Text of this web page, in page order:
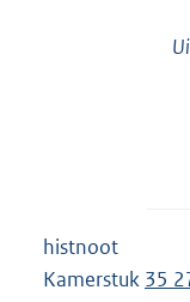
histnoot
Kamerstuk 35